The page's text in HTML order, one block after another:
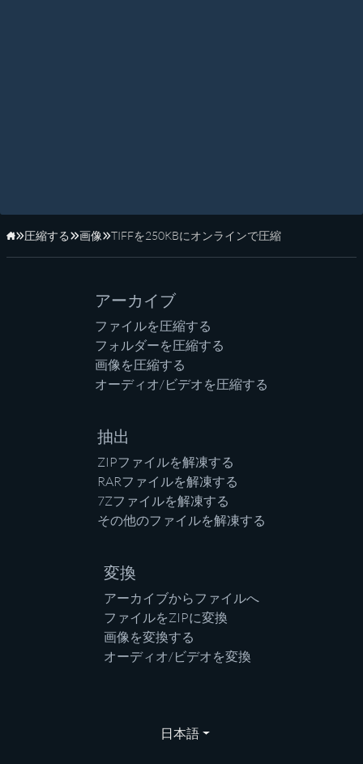
ホーム
圧縮する 画像 TIFFを250KBにオンラインで圧縮
アーカイブ
ファイルを圧縮する
フォルダーを圧縮する
画像を圧縮する
オーディオ/ビデオを圧縮する
抽出
ZIPファイルを解凍する
RARファイルを解凍する
7Zファイルを解凍する
その他のファイルを解凍する
変換
アーカイブからファイルへ
ファイルをZIPに変換
画像を変換する
オーディオ/ビデオを変換
日本語